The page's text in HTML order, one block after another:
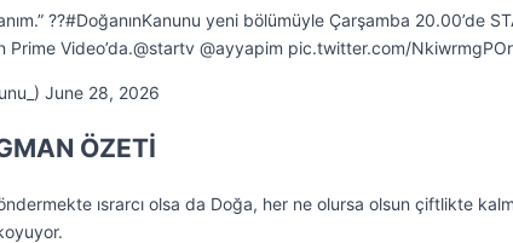
?️?#DoğanınKanunu yeni bölümüyle Çarşamba 20.00’de
Prime Video’da.@startv @ayyapim pic.twitter.com/NkiwrmgPOr
June 28, 2026
ÖZETİ
ısrarcı olsa da Doğa, her ne olursa olsun çiftlikte